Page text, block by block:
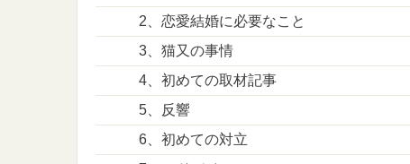
2、恋愛結婚に必要なこと
3、猫又の事情
4、初めての取材記事
5、反響
6、初めての対立